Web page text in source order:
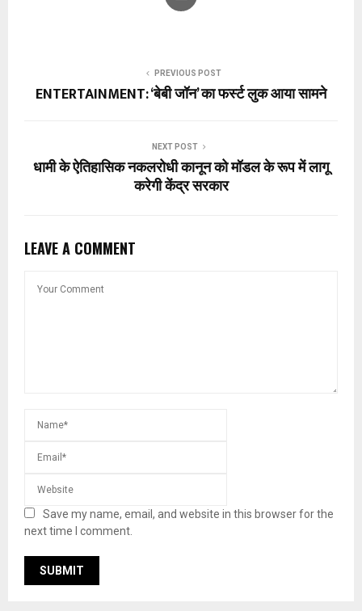
PREVIOUS POST
ENTERTAINMENT: ‘बेबी जॉन’ का फर्स्ट लुक आया सामने
NEXT POST
धामी के ऐतिहासिक नकलरोधी कानून को मॉडल के रूप में लागू
करेगी केंद्र सरकार
LEAVE A COMMENT
Save my name, email, and website in this browser for the
next time I comment.